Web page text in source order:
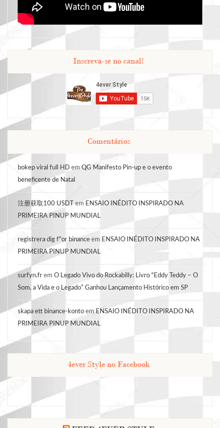
Inscreva-se no canal!
Comentários
bokep viral full HD em QG Manifesto Pin-up e o evento
beneficente de Natal
注册获取100 USDT em ENSAIO INÉDITO INSPIRADO NA
PRIMEIRA PINUP MUNDIAL
registrera dig f"or binance em ENSAIO INÉDITO INSPIRADO NA
PRIMEIRA PINUP MUNDIAL
surfyn.fr em O Legado Vivo do Rockabilly: Livro “Eddy Teddy – O
Som, a Vida e o Legado” Ganhou Lançamento Histórico em SP
skapa ett binance-konto emENSAIO INÉDITO INSPIRADO NA
PRIMEIRA PINUP MUNDIAL
4ever Style no Facebook